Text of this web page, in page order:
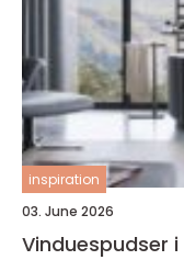
inspiration
03. June 2026
Vinduespudser